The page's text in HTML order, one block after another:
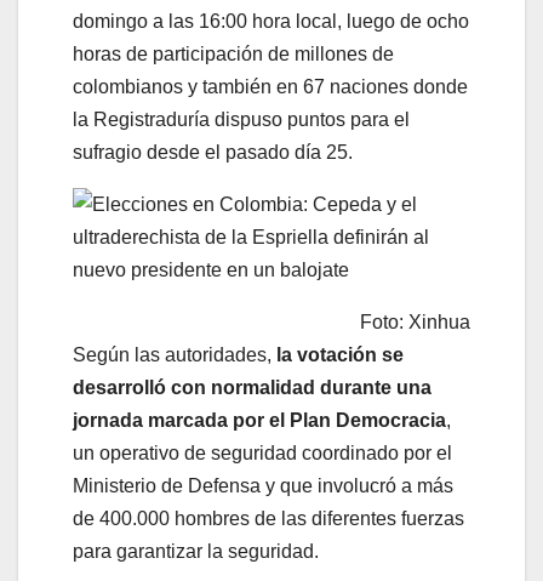
domingo a las 16:00 hora local, luego de ocho
horas de participación de millones de
colombianos y también en 67 naciones donde
la Registraduría dispuso puntos para el
sufragio desde el pasado día 25.
Foto: Xinhua
Según las autoridades, la votación se
desarrolló con normalidad durante una
jornada marcada por el Plan Democracia,
un operativo de seguridad coordinado por el
Ministerio de Defensa y que involucró a más
de 400.000 hombres de las diferentes fuerzas
para garantizar la seguridad.